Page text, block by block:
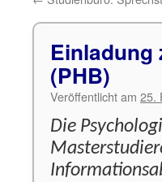
(PHB)
Veröffentlicht am 25.
Die